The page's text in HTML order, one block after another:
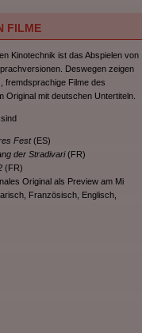
FILME
Kinotechnik ist das Abspielen von
Deswegen zeigen
fremdsprachige Filme des
Original mit deutschen Untertiteln.
Fest(ES)
der Stradivari(FR)
(FR)
Original als Preview am Mi
Französisch, Englisch,